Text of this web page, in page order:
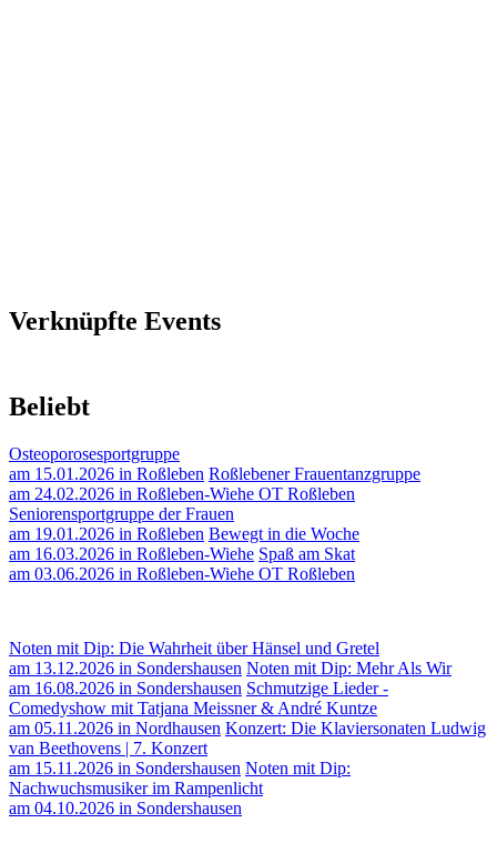
Verknüpfte Events
Beliebt
Osteoporosesportgruppe
am 15.01.2026 in Roßleben Roßlebener Frauentanzgruppe
am 24.02.2026 in Roßleben-Wiehe OT Roßleben
Seniorensportgruppe der Frauen
am 19.01.2026 in Roßleben Bewegt in die Woche
am 16.03.2026 in Roßleben-Wiehe Spaß am Skat
am 03.06.2026 in Roßleben-Wiehe OT Roßleben
Noten mit Dip: Die Wahrheit über Hänsel und Gretel
am 13.12.2026 in Sondershausen Noten mit Dip: Mehr Als Wir
am 16.08.2026 in Sondershausen Schmutzige Lieder -
Comedyshow mit Tatjana Meissner & André Kuntze
am 05.11.2026 in Nordhausen Konzert: Die Klaviersonaten Ludwig
van Beethovens | 7. Konzert
am 15.11.2026 in Sondershausen Noten mit Dip:
Nachwuchsmusiker im Rampenlicht
am 04.10.2026 in Sondershausen